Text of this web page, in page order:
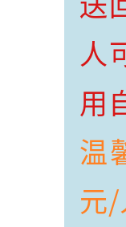
人
用
温
元